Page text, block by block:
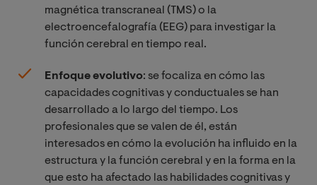
magnética transcraneal (TMS) o la
electroencefalografía (EEG) para investigar la
función cerebral en tiempo real.
Enfoque evolutivo: se focaliza en cómo las
capacidades cognitivas y conductuales se han
desarrollado a lo largo del tiempo. Los
profesionales que se valen de él, están
interesados en cómo la evolución ha influido en la
estructura y la función cerebral y en la forma en la
que esto ha afectado las habilidades cognitivas y